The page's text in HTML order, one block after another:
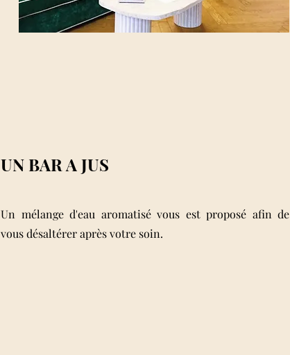
UN BAR A JUS
Un mélange d'eau aromatisé vous est proposé afin de
vous désaltérer après votre soin.